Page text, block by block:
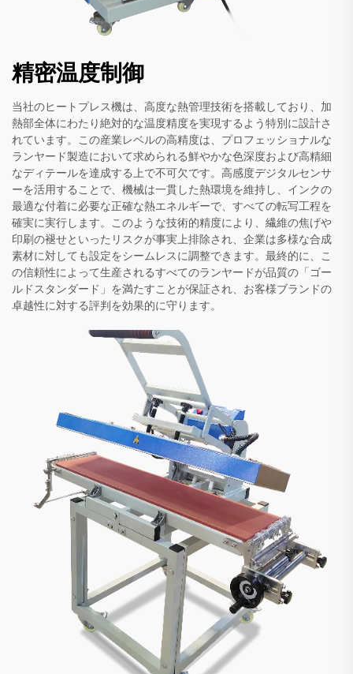
精密温度制御
当社のヒートプレス機は、高度な熱管理技術を搭載しており、加
熱部全体にわたり絶対的な温度精度を実現するよう特別に設計さ
れています。この産業レベルの高精度は、プロフェッショナルな
ランヤード製造において求められる鮮やかな色深度および高精細
なディテールを達成する上で不可欠です。高感度デジタルセンサ
ーを活用することで、機械は一貫した熱環境を維持し、インクの
最適な付着に必要な正確な熱エネルギーで、すべての転写工程を
確実に実行します。このような技術的精度により、繊維の焦げや
印刷の褪せといったリスクが事実上排除され、企業は多様な合成
素材に対しても設定をシームレスに調整できます。最終的に、こ
の信頼性によって生産されるすべてのランヤードが品質の「ゴー
ルドスタンダード」を満たすことが保証され、お客様ブランドの
卓越性に対する評判を効果的に守ります。